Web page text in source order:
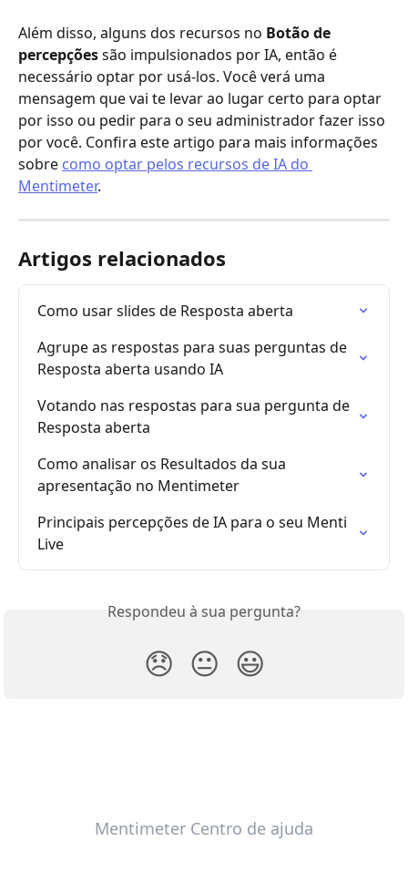
Além disso, alguns dos recursos no Botão de
percepções são impulsionados por IA, então é
necessário optar por usá-los. Você verá uma
mensagem que vai te levar ao lugar certo para optar
por isso ou pedir para o seu administrador fazer isso
por você. Confira este artigo para mais informações
sobre como optar pelos recursos de IA do
Mentimeter.
Artigos relacionados
Como usar slides de Resposta aberta
Agrupe as respostas para suas perguntas de
Resposta aberta usando IA
Votando nas respostas para sua pergunta de
Resposta aberta
Como analisar os Resultados da sua
apresentação no Mentimeter
Principais percepções de IA para o seu Menti
Live
Respondeu à sua pergunta?
😞 😐 😃
Mentimeter Centro de ajuda